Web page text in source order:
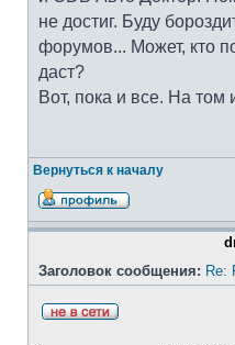
не достиг. Буду
форумов... Может, кто
даст?
Вот, пока и все. На том
Вернуться к началу
Заголовок сообщения: Re: